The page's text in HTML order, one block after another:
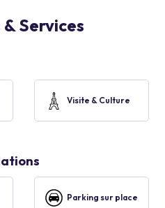
Services
Visite & Culture
Parking sur place